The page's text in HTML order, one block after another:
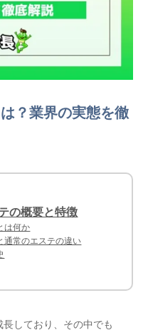
？業界の実態を徹
の概要と特徴
は何か
通常のエステの違い
しており、その中でも